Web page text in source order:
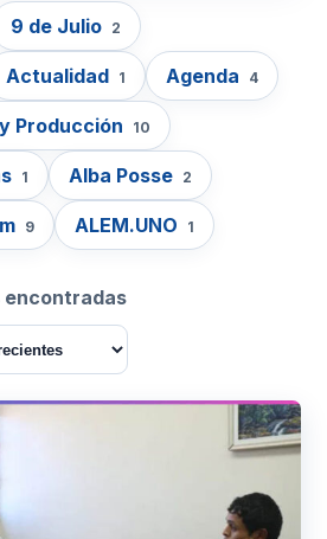
9 de Julio 2
Actualidad 1 Agenda 4
Producción 10
1 Alba Posse 2
9 ALEM.UNO 1
encontradas